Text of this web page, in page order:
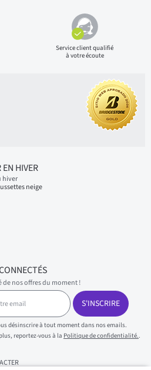
Service client qualifié
à votre écoute
HIVER
hiver
neige
de nos offres du moment !
S'INSCRIRE
désinscrire à tout moment dans nos emails.
reportez-vous à la Politique de confidentialité..